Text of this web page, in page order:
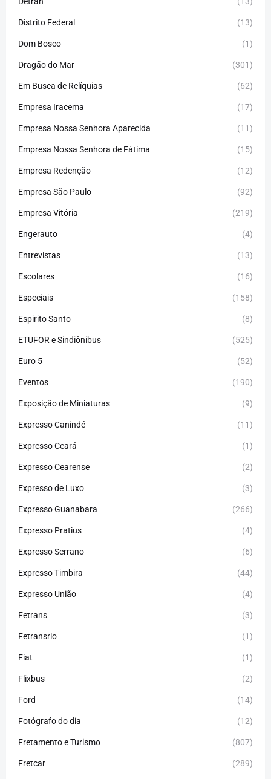
Distrito Federal (13)
Dom Bosco (1)
Dragão do Mar (301)
Em Busca de Relíquias (62)
Empresa Iracema (17)
Empresa Nossa Senhora Aparecida (11)
Empresa Nossa Senhora de Fátima (15)
Empresa Redenção (12)
Empresa São Paulo (92)
Empresa Vitória (219)
Engerauto (4)
Entrevistas (13)
Escolares (16)
Especiais (158)
Espirito Santo (8)
ETUFOR e Sindiônibus (525)
Euro 5 (52)
Eventos (190)
Exposição de Miniaturas (9)
Expresso Canindé (11)
Expresso Ceará (1)
Expresso Cearense (2)
Expresso de Luxo (3)
Expresso Guanabara (266)
Expresso Pratius (4)
Expresso Serrano (6)
Expresso Timbira (44)
Expresso União (4)
Fetrans (3)
Fetransrio (1)
Fiat (1)
Flixbus (2)
Ford (14)
Fotógrafo do dia (12)
Fretamento e Turismo (807)
Fretcar (289)